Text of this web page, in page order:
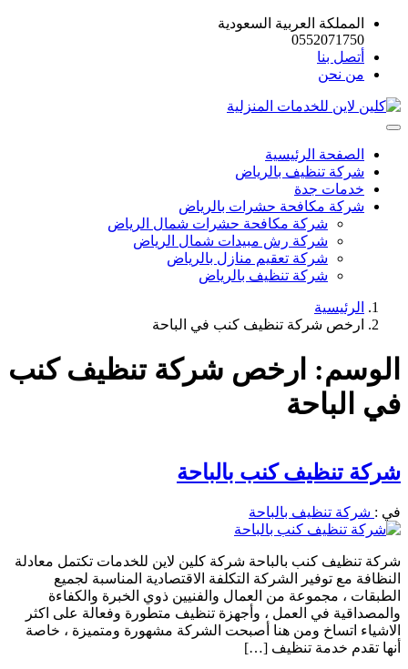
المملكة العربية السعودية
0552071750
أتصل بنا
من نحن
الصفحة الرئيسية
شركة تنظيف بالرياض
خدمات جدة
شركة مكافحة حشرات بالرياض
شركة مكافحة حشرات شمال الرياض
شركة رش مبيدات شمال الرياض
شركة تعقيم منازل بالرياض
شركة تنظيف بالرياض
الرئيسية
ارخص شركة تنظيف كنب في الباحة
الوسم: ارخص شركة تنظيف كنب
في الباحة
شركة تنظيف كنب بالباحة
في : شركة تنظيف بالباحة
شركة تنظيف كنب بالباحة شركة كلين لاين للخدمات تكتمل معادلة
النظافة مع توفير الشركة التكلفة الاقتصادية المناسبة لجميع
الطبقات ، مجموعة من العمال والفنيين ذوي الخبرة والكفاءة
والمصداقية في العمل ، وأجهزة تنظيف متطورة وفعالة على اكثر
الاشياء اتساخ ومن هنا أصبحت الشركة مشهورة ومتميزة ، خاصة
أنها تقدم خدمة تنظيف […]